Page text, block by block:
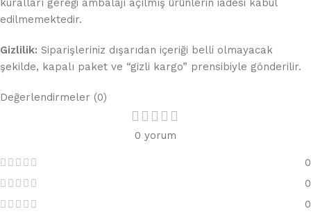
kuralları gereği ambalajı açılmış ürünlerin iadesi kabul
edilmemektedir.
Gizlilik: Siparişleriniz dışarıdan içeriği belli olmayacak
şekilde, kapalı paket ve “gizli kargo” prensibiyle gönderilir.
Değerlendirmeler (0)
0 yorum
0
0
0